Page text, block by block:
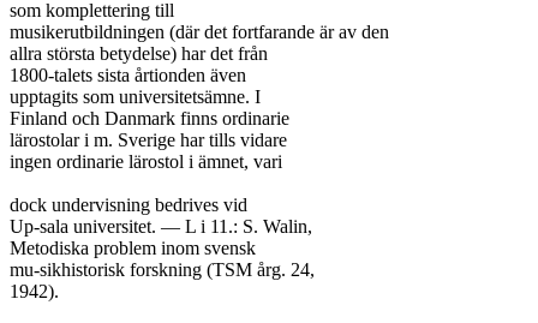
som komplettering till
musikerutbildningen (där det fortfarande är av den
allra största betydelse) har det från
1800-talets sista årtionden även
upptagits som universitetsämne. I
Finland och Danmark finns ordinarie
lärostolar i m. Sverige har tills vidare
ingen ordinarie lärostol i ämnet, vari
dock undervisning bedrives vid
Up-sala universitet. — L i 11.: S. Walin,
Metodiska problem inom svensk
mu-sikhistorisk forskning (TSM årg. 24,
1942).